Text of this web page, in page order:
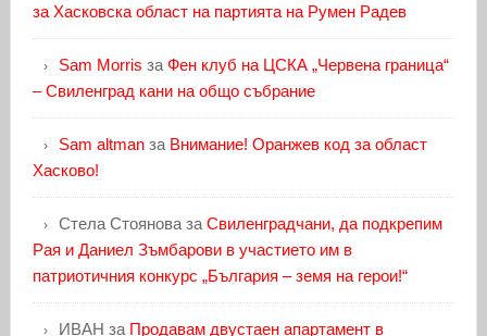
за Хасковска област на партията на Румен Радев
Sam Morris за Фен клуб на ЦСКА „Червена граница“
– Свиленград кани на общо събрание
Sam altmanза Внимание! Оранжев код за област
Хасково!
Стела Стояноваза Свиленградчани, да подкрепим
Рая и Даниел Зъмбарови в участието им в
патриотичния конкурс „България – земя на герои!“
ИВАН за Продавам двустаен апартамент в